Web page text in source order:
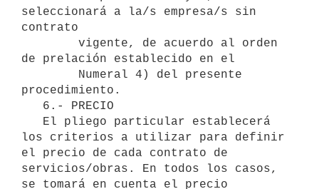
seleccionará a la/s empresa/s sin
contrato
de prelación establecido en el
procedimiento.
los criterios a utilizar para definir
el precio de cada contrato de
servicios/obras. En todos los casos,
se tomará en cuenta el precio